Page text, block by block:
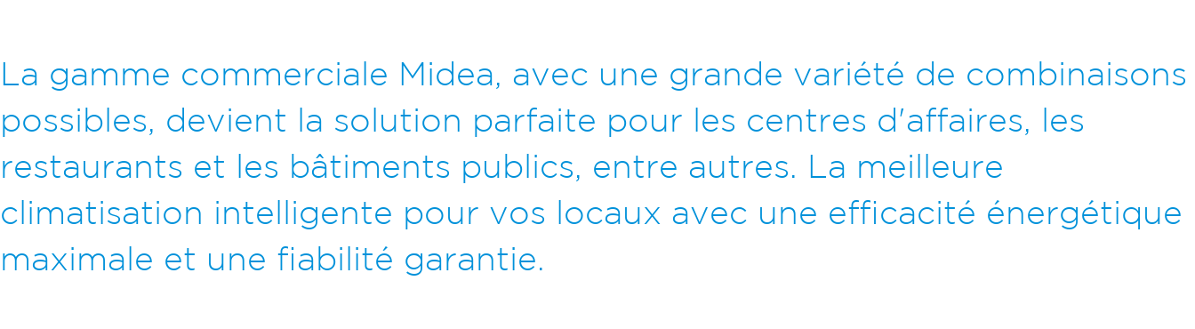
La gamme commerciale Midea, avec une grande variété de combinaisons
possibles, devient la solution parfaite pour les centres d'affaires, les
restaurants et les bâtiments publics, entre autres. La meilleure
climatisation intelligente pour vos locaux avec une efficacité énergétique
maximale et une fiabilité garantie.